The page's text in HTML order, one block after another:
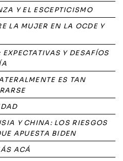
Y EL ESCEPTICISMO
LA MUJER EN LA OCDE Y
Y DESAFÍOS
ES TAN
Y CHINA: LOS RIESGOS
APUESTA BIDEN
ACÁ